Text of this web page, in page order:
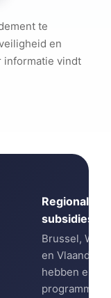
te
en
informatie vindt
Regionale
subsidies
Brussel,
en
hebben elk
programma's